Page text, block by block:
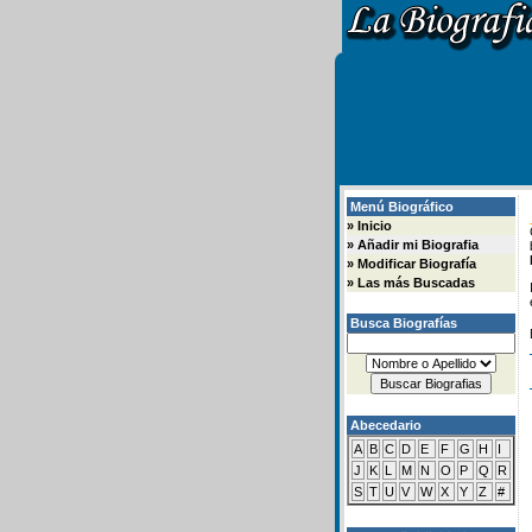
Menú Biográfico
» Inicio
» Añadir mi Biografia
» Modificar Biografía
» Las más Buscadas
Busca Biografías
Abecedario
A B C D E F G H
I
J
K L M N O P Q
R
S T U V W X Y Z #